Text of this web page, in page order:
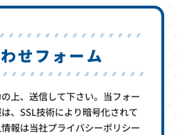
せフォーム
上、送信して下さい。当フォー
、SSL技術により暗号化されて
報は当社プライバシーポリシー